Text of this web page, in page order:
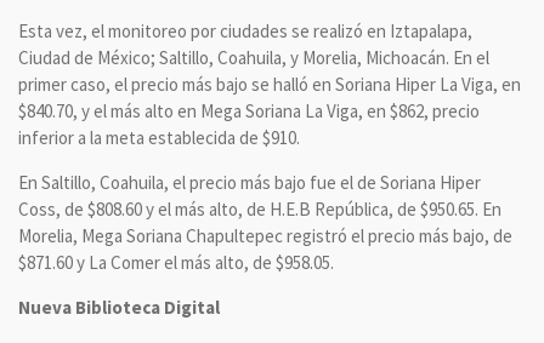
Esta vez, el monitoreo por ciudades se realizó en Iztapalapa,
Ciudad de México; Saltillo, Coahuila, y Morelia, Michoacán. En el
primer caso, el precio más bajo se halló en Soriana Hiper La Viga, en
$840.70, y el más alto en Mega Soriana La Viga, en $862, precio
inferior a la meta establecida de $910.
En Saltillo, Coahuila, el precio más bajo fue el de Soriana Hiper
Coss, de $808.60 y el más alto, de H.E.B República, de $950.65. En
Morelia, Mega Soriana Chapultepec registró el precio más bajo, de
$871.60 y La Comer el más alto, de $958.05.
Nueva Biblioteca Digital